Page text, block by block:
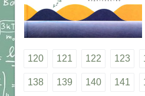
120 121 122 123
138 139 140 141